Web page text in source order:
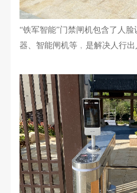
“铁军智能”门禁闸机包含了人
器、智能闸机等﹐是解决人行出